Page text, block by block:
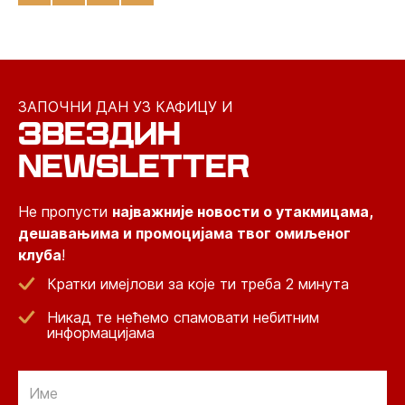
ЗАПОЧНИ ДАН УЗ КАФИЦУ И
ЗВЕЗДИН
NEWSLETTER
Не пропусти најважније новости о утакмицама,
дешавањима и промоцијама твог омиљеног
клуба!
Кратки имејлови за које ти треба 2 минута
Никад те нећемо спамовати небитним
информацијама